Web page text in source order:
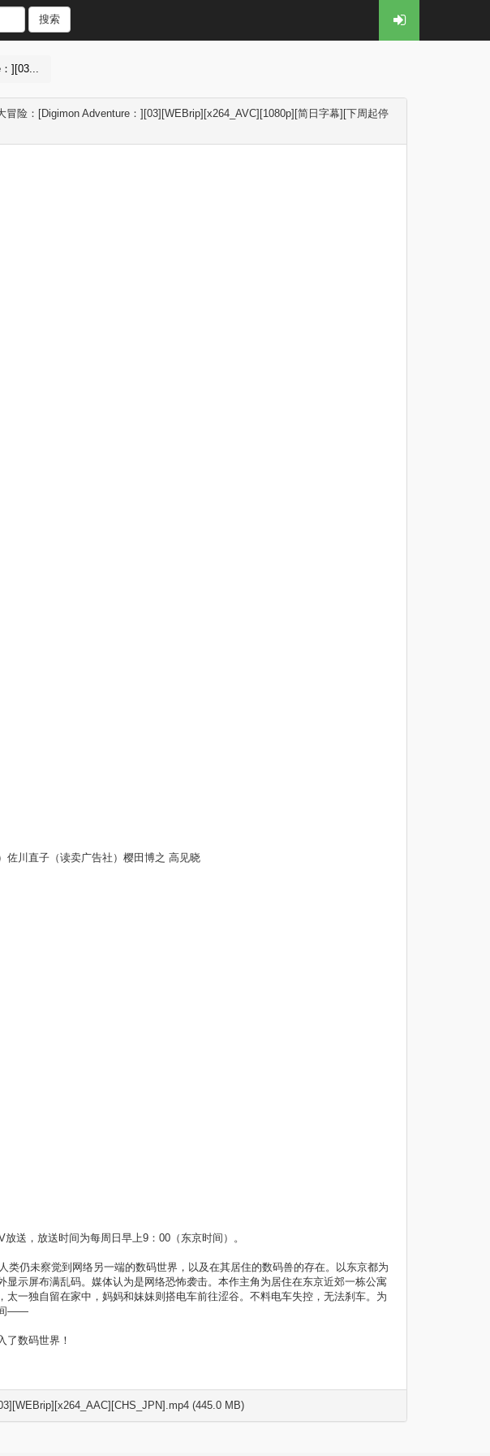
搜索
][03...
冒险：[Digimon Adventure：][03][WEBrip][x264_AVC][1080p][简日字幕][下周起停
佐川直子（读卖广告社）樱田博之 高见晓
送，放送时间为每周日早上9：00（东京时间）。
类仍未察觉到网络另一端的数码世界，以及在其居住的数码兽的存在。以东京都为
示屏布满乱码。媒体认为是网络恐怖袭击。本作主角为居住在东京近郊一栋公寓
一独自留在家中，妈妈和妹妹则搭电车前往涩谷。不料电车失控，无法刹车。为
间——
了数码世界！
(445.0 MB)